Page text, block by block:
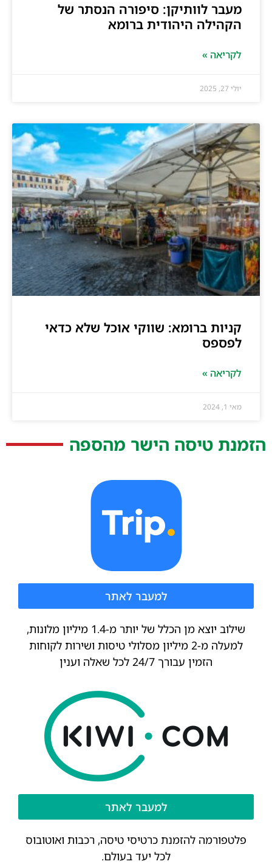
מעבר לוותיקן: סיפורה הנסתר של
הקהילה היהודית ברומא
לקריאה »
יולי 27, 2025
קניות ברומא: שווקי אוכל שלא כדאי
לפספס
לקריאה »
מאי 1, 2024
הזמנת טיסה הישר מהספה
למעבר לאתר
שילוב יוצא מן הכלל של יותר מ-1.4 מיליון מלונות,
למעלה מ-2 מיליון מסלולי טיסות ושירות לקוחות
הזמין עבורך 24/7 לכל שאלה וענין
למעבר לאתר
פלטפורמה להזמנת כרטיסי טיסה, רכבות ואוטובוס
לכל יעד בעולם.